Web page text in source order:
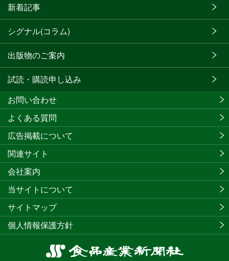
新着記事
シグナル(コラム)
出版物のご案内
試読・購読申し込み
食
お問い合わせ
よくある質問
広告掲載について
関連サイト
会社案内
当サイトについて
サイトマップ
個人情報保護方針